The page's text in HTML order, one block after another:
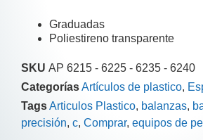
Graduadas
Poliestireno transparente
SKU AP 6215 - 6225 - 6235 - 6240
CategoríasArtículos de plastico,
TagsArticulos Plastico, balanzas,
precisión, c, Comprar, equipos de